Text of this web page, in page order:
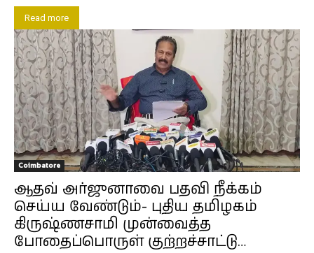
Read more
Coimbatore
ஆதவ் அர்ஜுனாவை பதவி நீக்கம்
செய்ய வேண்டும்- புதிய தமிழகம்
கிருஷ்ணசாமி முன்வைத்த
போதைப்பொருள் குற்றச்சாட்டு…